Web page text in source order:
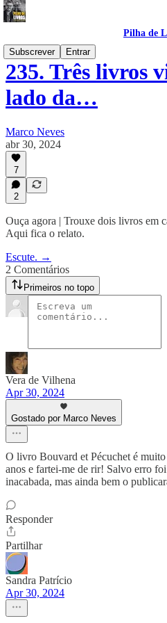
Pilha de
Subscrever
Entrar
235. Três livros
lado da…
Marco Neves
abr 30, 2024
7
2
Ouça agora | Trouxe dois livros em
Aqui fica o relato.
Escute. →
2 Comentários
Primeiros no topo
Vera de Vilhena
Apr 30, 2024
Gostado por Marco Neves
O livro Bouvard et Pécuchet é
anos e fartei-me de rir! Salvo erro
inacabada, mas ainda bem o
Responder
Partilhar
Sandra Patrício
Apr 30, 2024